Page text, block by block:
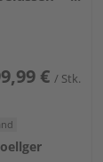
€ / Stk.